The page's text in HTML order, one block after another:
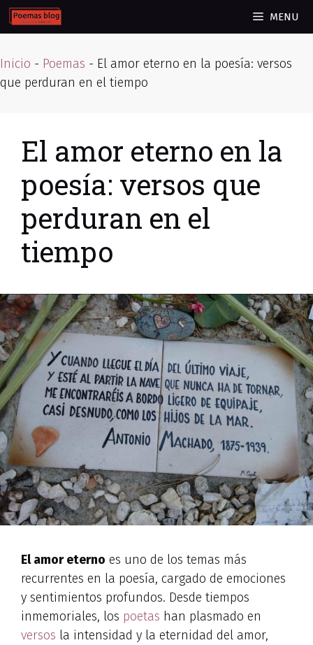
Skip
to
MENU
Inicio - Poemas - El amor eterno en la poesía: versos
que perduran en el tiempo
El amor eterno en la
poesía: versos que
perduran en el
tiempo
El amor eterno es uno de los temas más
recurrentes en la poesía, cargado de emociones
y sentimientos profundos. Desde tiempos
inmemoriales, los poetas han plasmado en
versos la intensidad y la eternidad del amor,